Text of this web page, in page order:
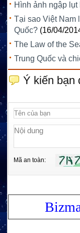
Hình ảnh ngập
Tại sao Việt Nam
Quốc? (16/04/
The Law of the
Trung Quốc và
Ý kiến bạn
Mã an toàn: